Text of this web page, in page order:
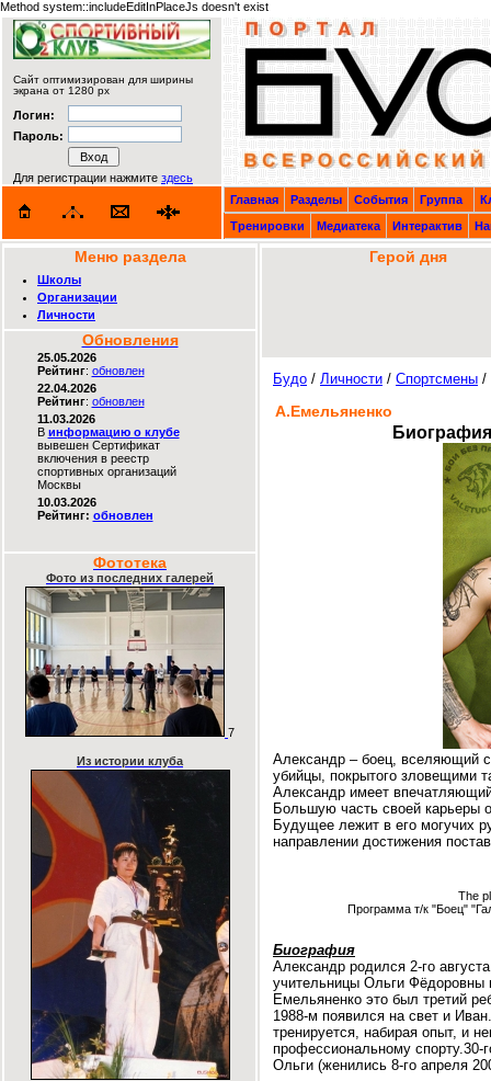
Method system::includeEditInPlaceJs doesn't exist
Сайт оптимизирован для ширины
экрана от 1280 px
Логин:
Пароль:
Для регистрации нажмите здесь
Главная
Разделы События Группа
Тренировки
Медиатека Интерактив
Меню раздела
Школы
Организации
Личности
Обновления
25.05.2026
Рейтинг: обновлен
22.04.2026
Рейтинг: обновлен
11.03.2026
В информацию о клубе
вывешен Сертификат
включения в реестр
спортивных организаций
Москвы
10.03.2026
Рейтинг: обновлен
Фототека
Фото из последних галерей
7
Из истории клуба
Герой дня
Будо / Личности / Спортсмены /
А.Емельяненко
Александр – боец, вселяющий
убийцы, покрытого зловещими
Александр имеет
Большую часть своей карьеры
Будущее лежит в его могучих
направлении достижения
The
Программа т/к "Боец"
Биография
Александр родился 2-го
учительницы Ольги Фёдоровны
Емельяненко это был третий
1988-м появился на свет и
тренируется, набирая опыт, и
профессиональному спорту.30-
Ольги (женились 8-го апреля